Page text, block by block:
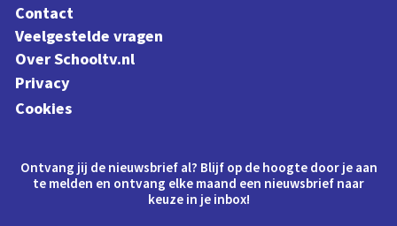
Contact
Veelgestelde vragen
Over Schooltv.nl
Privacy
Cookies
Ontvang jij de nieuwsbrief al? Blijf op de hoogte door je aan
te melden en ontvang elke maand een nieuwsbrief naar
keuze in je inbox!